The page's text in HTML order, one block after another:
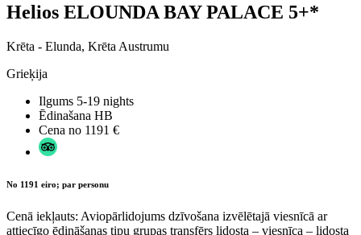
Helios ELOUNDA BAY PALACE 5+*
Krēta - Elunda, Krēta Austrumu
Grieķija
Ilgums 5-19 nights
Ēdinašana HB
Cena no 1191 €
No 1191 eiro; par personu
Cenā iekļauts: Aviopārlidojums dzīvošana izvēlētajā viesnīcā ar
attiecīgo ēdināšanas tipu grupas transfērs lidosta – viesnīca – lidosta